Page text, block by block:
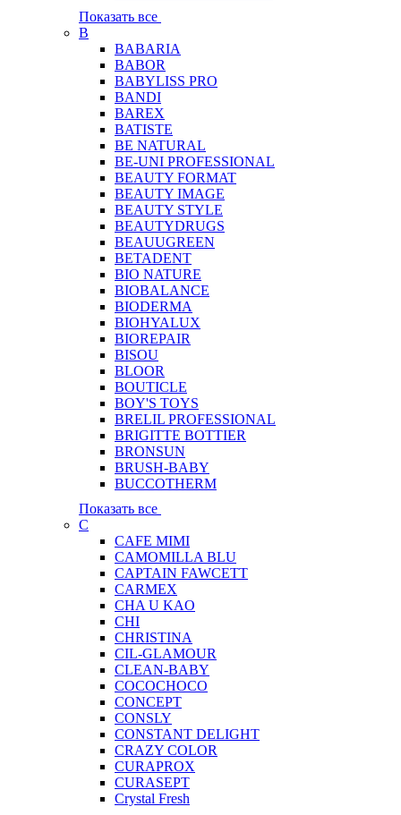
Показать все
B
BABARIA
BABOR
BABYLISS PRO
BANDI
BAREX
BATISTE
BE NATURAL
BE-UNI PROFESSIONAL
BEAUTY FORMAT
BEAUTY IMAGE
BEAUTY STYLE
BEAUTYDRUGS
BEAUUGREEN
BETADENT
BIO NATURE
BIOBALANCE
BIODERMA
BIOHYALUX
BIOREPAIR
BISOU
BLOOR
BOUTICLE
BOY'S TOYS
BRELIL PROFESSIONAL
BRIGITTE BOTTIER
BRONSUN
BRUSH-BABY
BUCCOTHERM
Показать все
C
CAFE MIMI
CAMOMILLA BLU
CAPTAIN FAWCETT
CARMEX
CHA U KAO
CHI
CHRISTINA
CIL-GLAMOUR
CLEAN-BABY
COCOCHOCO
CONCEPT
CONSLY
CONSTANT DELIGHT
CRAZY COLOR
CURAPROX
CURASEPT
Crystal Fresh